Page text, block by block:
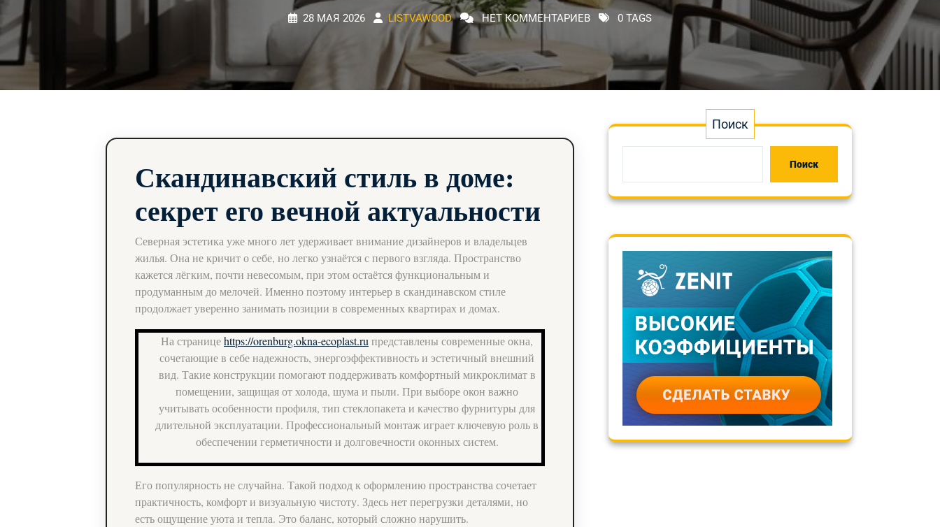
28 МАЯ 2026 LISTVAWOOD НЕТ КОММЕНТАРИЕВ 0 TAGS
Скандинавский стиль в доме:
секрет его вечной актуальности
Северная эстетика уже много лет удерживает внимание дизайнеров и владельцев
жилья. Она не кричит о себе, но легко узнаётся с первого взгляда. Пространство
кажется лёгким, почти невесомым, при этом остаётся функциональным и
продуманным до мелочей. Именно поэтому интерьер в скандинавском стиле
продолжает уверенно занимать позиции в современных квартирах и домах.
На страницеhttps://orenburg.okna-ecoplast.ru представлены современные окна,
сочетающие в себе надежность, энергоэффективность и эстетичный внешний
вид. Такие конструкции помогают поддерживать комфортный микроклимат в
помещении, защищая от холода, шума и пыли. При выборе окон важно
учитывать особенности профиля, тип стеклопакета и качество фурнитуры для
длительной эксплуатации. Профессиональный монтаж играет ключевую роль в
обеспечении герметичности и долговечности оконных систем.
Его популярность не случайна. Такой подход к оформлению пространства сочетает
практичность, комфорт и визуальную чистоту. Здесь нет перегрузки деталями, но
есть ощущение уюта и тепла. Это баланс, который сложно нарушить.
Поиск
Поиск